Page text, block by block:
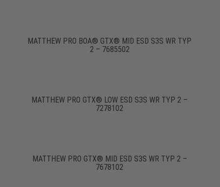
MATTHEW PRO BOA® GTX® MID ESD S3S WR TYP
2 – 7685502
MATTHEW PRO GTX® LOW ESD S3S WR TYP 2 –
7278102
MATTHEW PRO GTX® MID ESD S3S WR TYP 2 –
7678102